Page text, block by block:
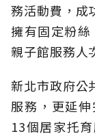
務活動費，成
擁有固定粉
親子館服務人
新北市政府公
服務，更延
13個居家托